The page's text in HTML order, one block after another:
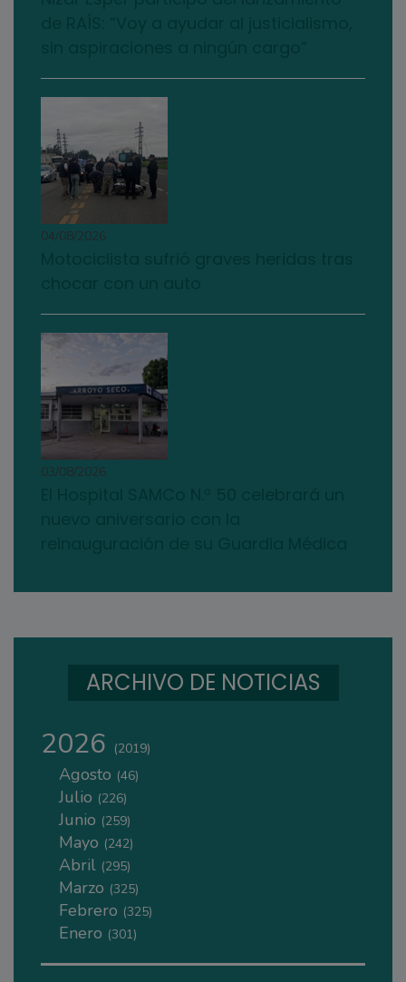
04/08/2026
03/08/2026
ARCHIVO DE NOTICIAS
2026 (2019)
Agosto (46)
Julio (226)
Junio (259)
Mayo (242)
Abril (295)
Marzo (325)
Febrero (325)
Enero (301)